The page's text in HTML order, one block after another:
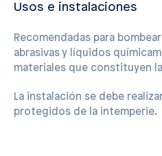
Usos e instalaciones
Recomendadas para
abrasivas y líquidos
materiales que constituyen
La instalación se debe
protegidos de la intemperie.